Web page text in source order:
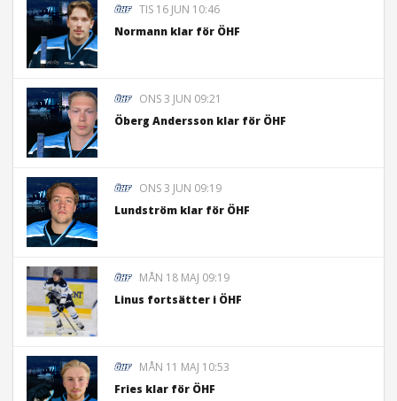
TIS 16 JUN 10:46
Normann klar för ÖHF
ONS 3 JUN 09:21
Öberg Andersson klar för ÖHF
ONS 3 JUN 09:19
Lundström klar för ÖHF
MÅN 18 MAJ 09:19
Linus fortsätter i ÖHF
MÅN 11 MAJ 10:53
Fries klar för ÖHF